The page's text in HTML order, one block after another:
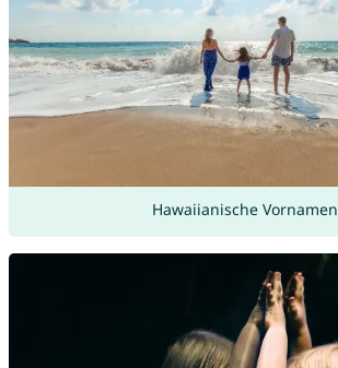
Hawaiianische Vornamen